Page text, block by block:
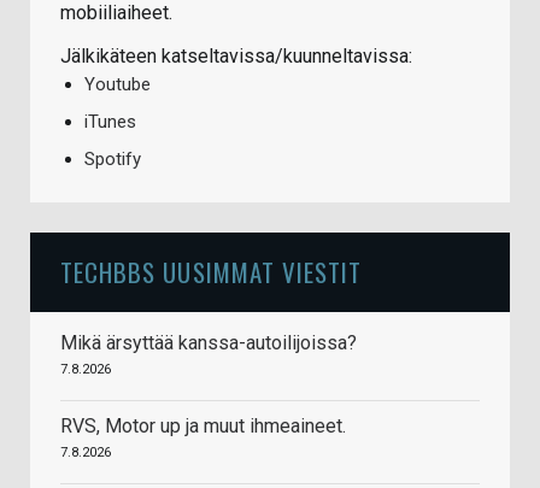
mobiiliaiheet.
Jälkikäteen katseltavissa/kuunneltavissa:
Youtube
iTunes
Spotify
TECHBBS UUSIMMAT VIESTIT
Mikä ärsyttää kanssa-autoilijoissa?
7.8.2026
RVS, Motor up ja muut ihmeaineet.
7.8.2026